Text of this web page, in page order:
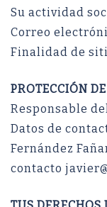
Su actividad
Correo
Finalidad de
PROTECCIÓN
Responsable
Datos de
Fernández
contacto